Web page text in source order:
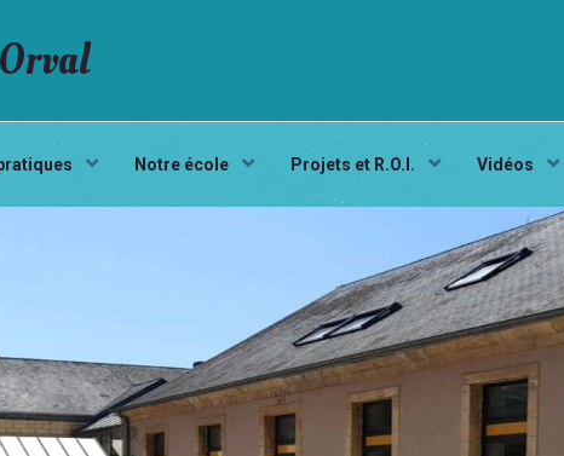
Notre école Projets et R.O.I. Vidéos